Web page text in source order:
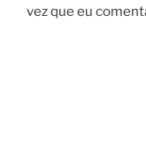
vez que eu